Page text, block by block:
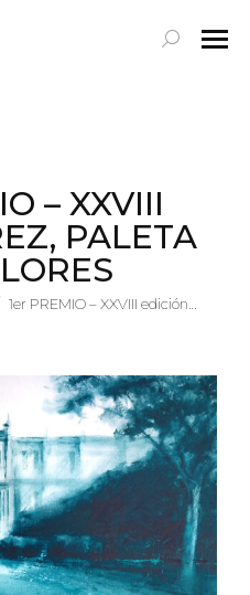
Search:
– XXVIII
PALETA
1er PREMIO – XXVIII edición…